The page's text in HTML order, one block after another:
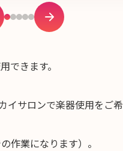
できます。
サロンで楽器使用をご
作業になります）。